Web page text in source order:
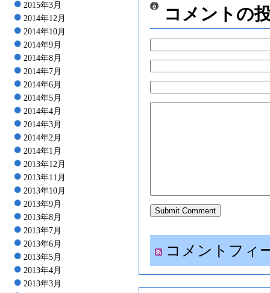
2015年3月
2014年12月
2014年10月
2014年9月
2014年8月
2014年7月
2014年6月
2014年5月
2014年4月
2014年3月
2014年2月
2014年1月
2013年12月
2013年11月
2013年10月
2013年9月
2013年8月
2013年7月
2013年6月
2013年5月
2013年4月
2013年3月
コメントの
コメントフィ